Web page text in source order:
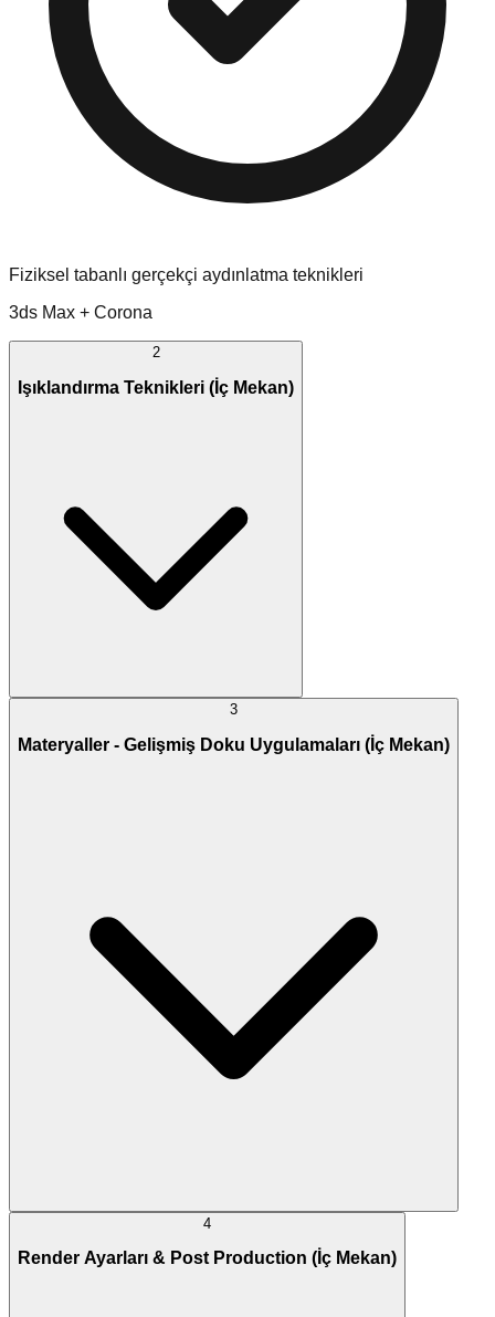
Fiziksel tabanlı gerçekçi aydınlatma teknikleri
3ds Max + Corona
2
Işıklandırma Teknikleri (İç Mekan)
3
Materyaller - Gelişmiş Doku Uygulamaları (İç Mekan)
4
Render Ayarları & Post Production (İç Mekan)